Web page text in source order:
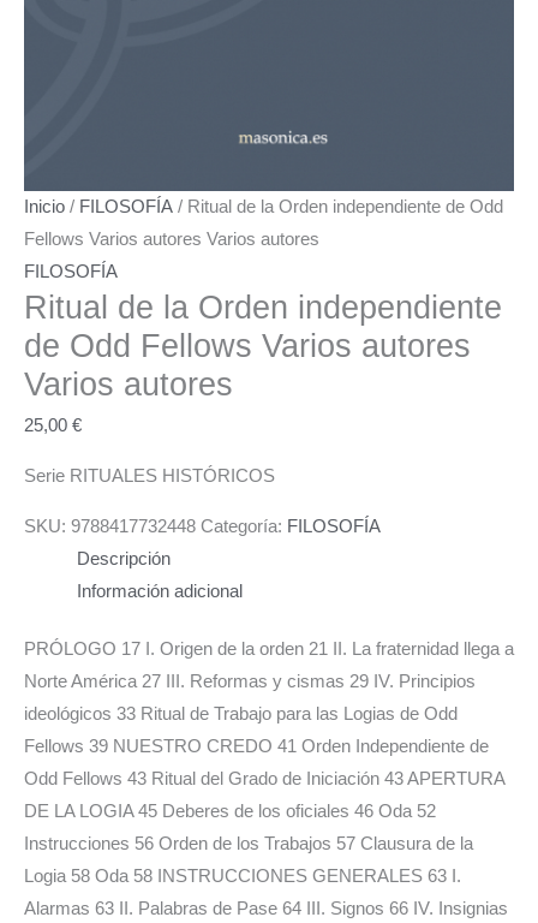
Inicio / FILOSOFÍA / Ritual de la Orden independiente de Odd
Fellows Varios autores Varios autores
FILOSOFÍA
Ritual de la Orden independiente
de Odd Fellows Varios autores
Varios autores
25,00 €
Serie RITUALES HISTÓRICOS
SKU: 9788417732448 Categoría: FILOSOFÍA
Descripción
Información adicional
PRÓLOGO 17 I. Origen de la orden 21 II. La fraternidad llega a
Norte América 27 III. Reformas y cismas 29 IV. Principios
ideológicos 33 Ritual de Trabajo para las Logias de Odd
Fellows 39 NUESTRO CREDO 41 Orden Independiente de
Odd Fellows 43 Ritual del Grado de Iniciación 43 APERTURA
DE LA LOGIA 45 Deberes de los oficiales 46 Oda 52
Instrucciones 56 Orden de los Trabajos 57 Clausura de la
Logia 58 Oda 58 INSTRUCCIONES GENERALES 63 I.
Alarmas 63 II. Palabras de Pase 64 III. Signos 66 IV. Insignias